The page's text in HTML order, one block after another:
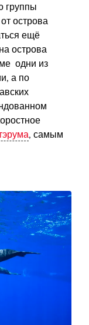
группы
острова
ещё
острова
одни из
а по
, самым